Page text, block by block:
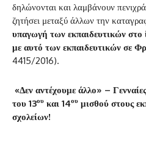
δηλώνονται και λαμβάνουν
ζητήσει μεταξύ άλλων την
υπαγωγή των εκπαιδευτικών στο
με αυτό των εκπαιδευτικών σε
4415/2016).
«Δεν αντέχουμε άλλο» –
του 13ου και 14ου μισθού στους
σχολείων!